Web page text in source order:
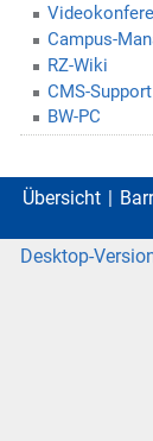
Campus-
RZ-Wiki
CMS-Support
BW-PC
Übersicht
Desktop-